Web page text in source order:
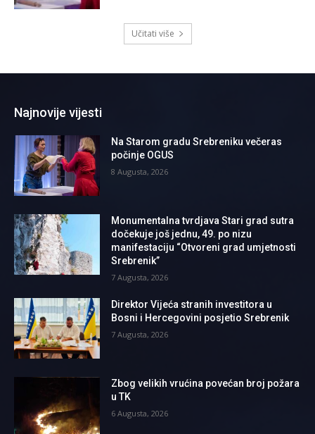
Učitati više
Najnovije vijesti
Na Starom gradu Srebreniku večeras
počinje OGUS
8 Augusta, 2026
Monumentalna tvrdjava Stari grad sutra
dočekuje još jednu, 49. po nizu
manifestaciju “Otvoreni grad umjetnosti
Srebrenik”
7 Augusta, 2026
Direktor Vijeća stranih investitora u
Bosni i Hercegovini posjetio Srebrenik
7 Augusta, 2026
Zbog velikih vrućina povećan broj požara
u TK
6 Augusta, 2026